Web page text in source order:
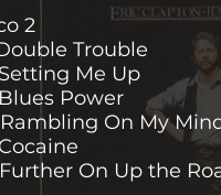
2
Trouble
Me Up
Power
On My
On Up the